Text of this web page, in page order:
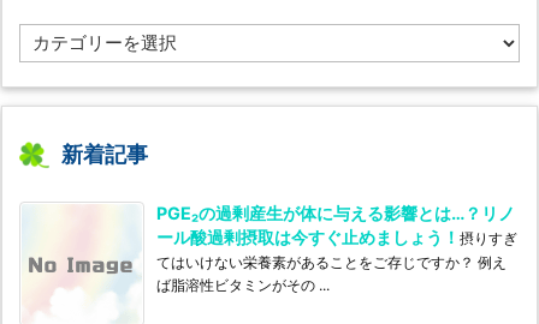
l
g’s
テ
リ
新着記事
PGE₂の過剰産生が体に与える影響とは…？リノ
ール酸過剰摂取は今すぐ止めましょう！ 摂りすぎ
てはいけない栄養素があることをご存じですか？ 例え
ば脂溶性ビタミンがその ...